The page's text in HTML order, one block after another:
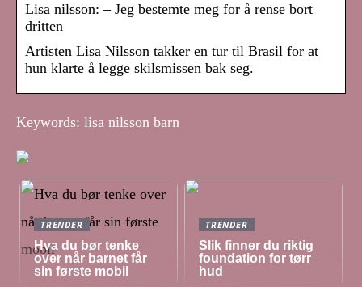
Lisa nilsson: – Jeg bestemte meg for å rense bort
dritten
Artisten Lisa Nilsson takker en tur til Brasil for at
hun klarte å legge skilsmissen bak seg.
Keywords: lisa nilsson barn
TRENDER
Hva du bør tenke
over når barnet får
sin første mobil
TRENDER
Slik finner du riktig
foundation for tørr
hud